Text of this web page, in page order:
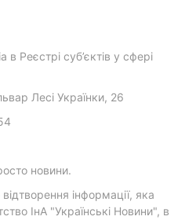
в Реєстрі суб’єктів у сфері
Лесі Українки, 26
новини.
інформації, яка
ІнА "Українські Новини", в